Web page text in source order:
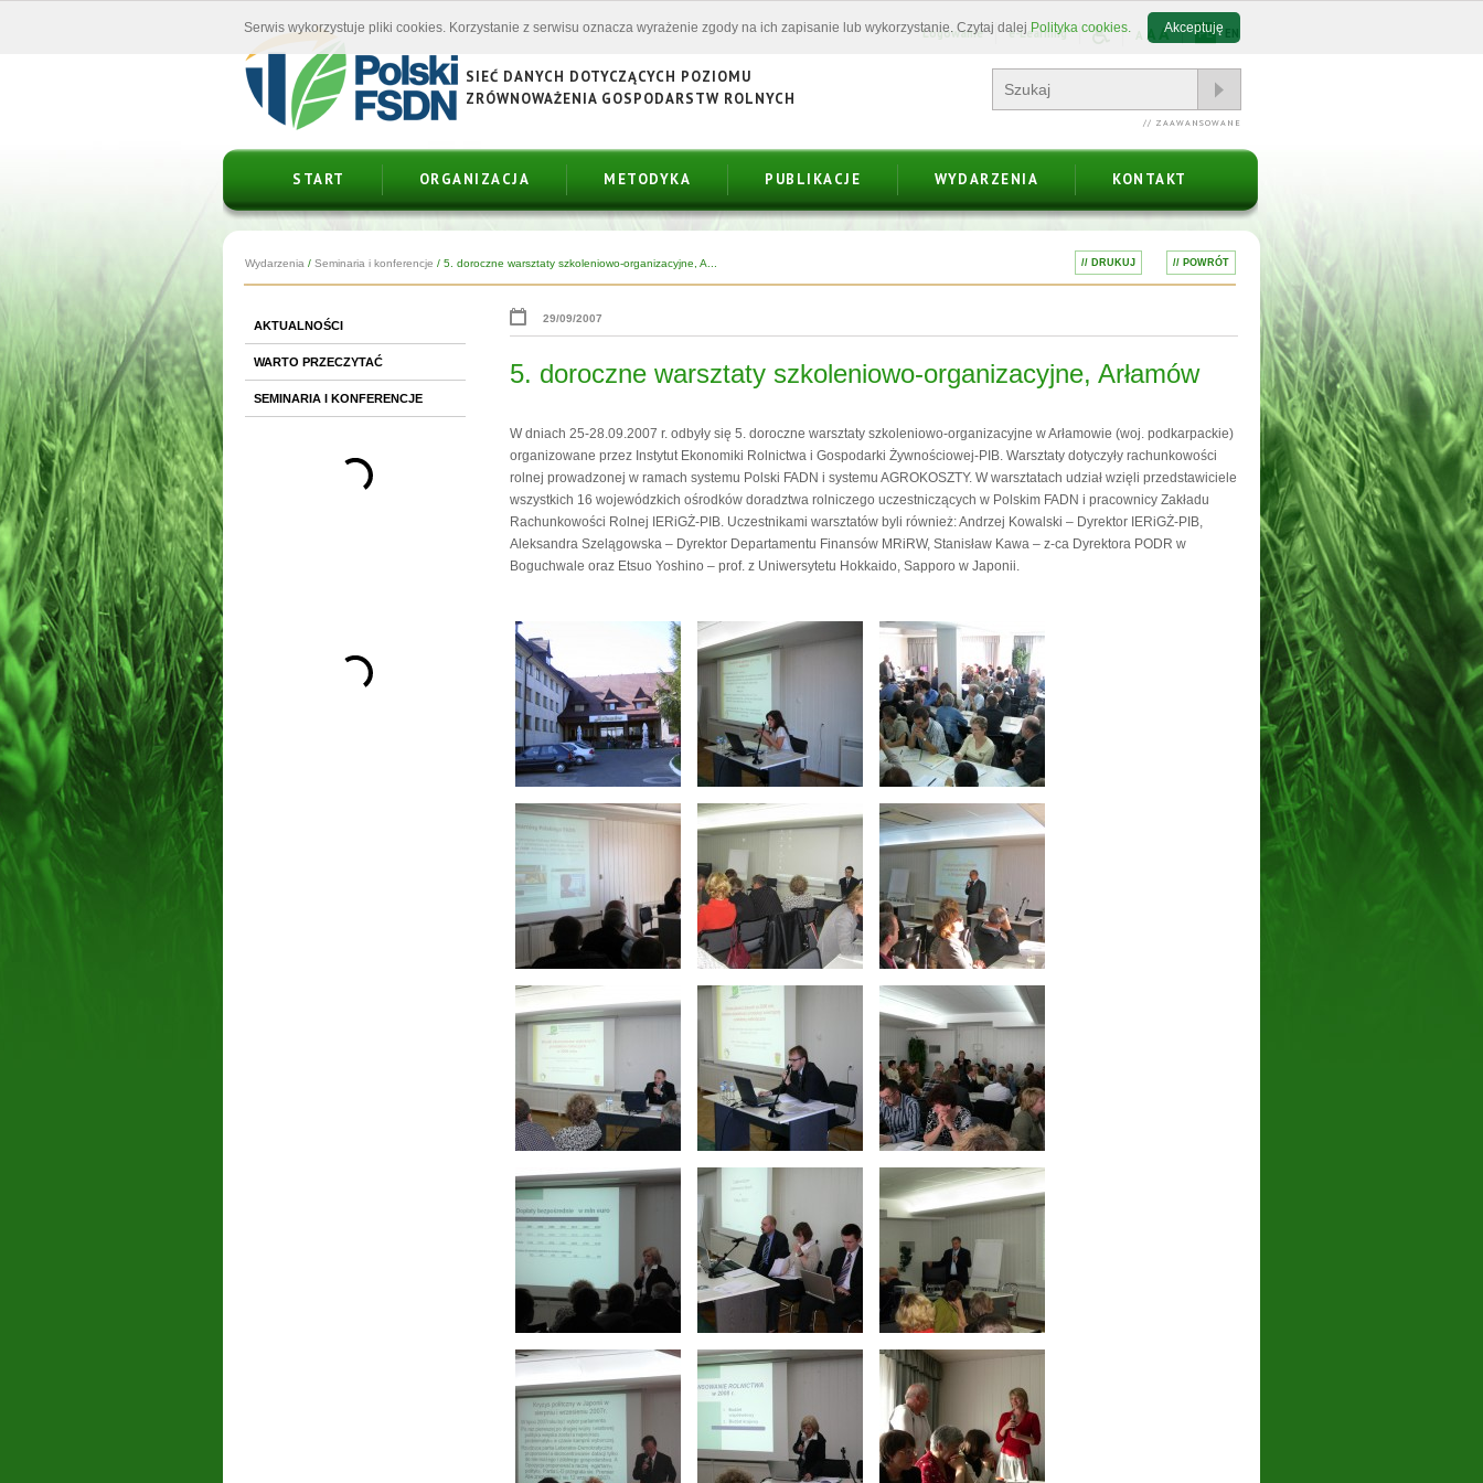
SIEĆ DANYCH DOTYCZĄCYCH POZIOMU
ZRÓWNOWAŻENIA GOSPODARSTW ROLNYCH
PL EN
A A
e-Learning
Logowanie
// ZAAWANSOWANE
START ORGANIZACJA METODYKA PUBLIKACJE WYDARZENIA KONTAKT
Wydarzenia / Seminaria i konferencje / 5. doroczne warsztaty szkoleniowo-organizacyjne, A... // POWRÓT
// DRUKUJ
AKTUALNOŚCI
WARTO PRZECZYTAĆ
SEMINARIA I KONFERENCJE
29/09/2007
5. doroczne warsztaty szkoleniowo-organizacyjne, Arłamów
W dniach 25-28.09.2007 r. odbyły się 5. doroczne warsztaty szkoleniowo-organizacyjne w Arłamowie (woj. podkarpackie)
organizowane przez Instytut Ekonomiki Rolnictwa i Gospodarki Żywnościowej-PIB. Warsztaty dotyczyły rachunkowości
rolnej prowadzonej w ramach systemu Polski FADN i systemu AGROKOSZTY. W warsztatach udział wzięli przedstawiciele
wszystkich 16 wojewódzkich ośrodków doradztwa rolniczego uczestniczących w Polskim FADN i pracownicy Zakładu
Rachunkowości Rolnej IERiGŻ-PIB. Uczestnikami warsztatów byli również: Andrzej Kowalski – Dyrektor IERiGŻ-PIB,
Aleksandra Szelągowska – Dyrektor Departamentu Finansów MRiRW, Stanisław Kawa – z-ca Dyrektora PODR w
Boguchwale oraz Etsuo Yoshino – prof. z Uniwersytetu Hokkaido, Sapporo w Japonii.
Serwis wykorzystuje pliki cookies. Korzystanie z serwisu oznacza wyrażenie zgody na ich zapisanie lub wykorzystanie. Czytaj dalej Polityka cookies. Akceptuję